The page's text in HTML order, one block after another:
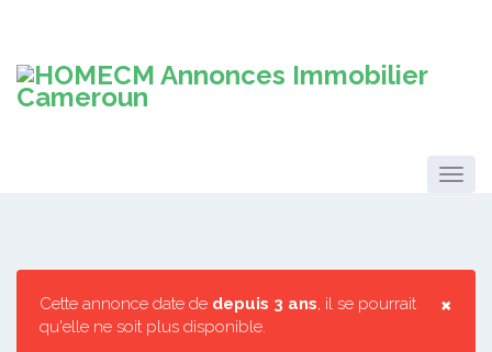
×
Cette annonce date de depuis 3 ans, il se pourrait
qu'elle ne soit plus disponible.